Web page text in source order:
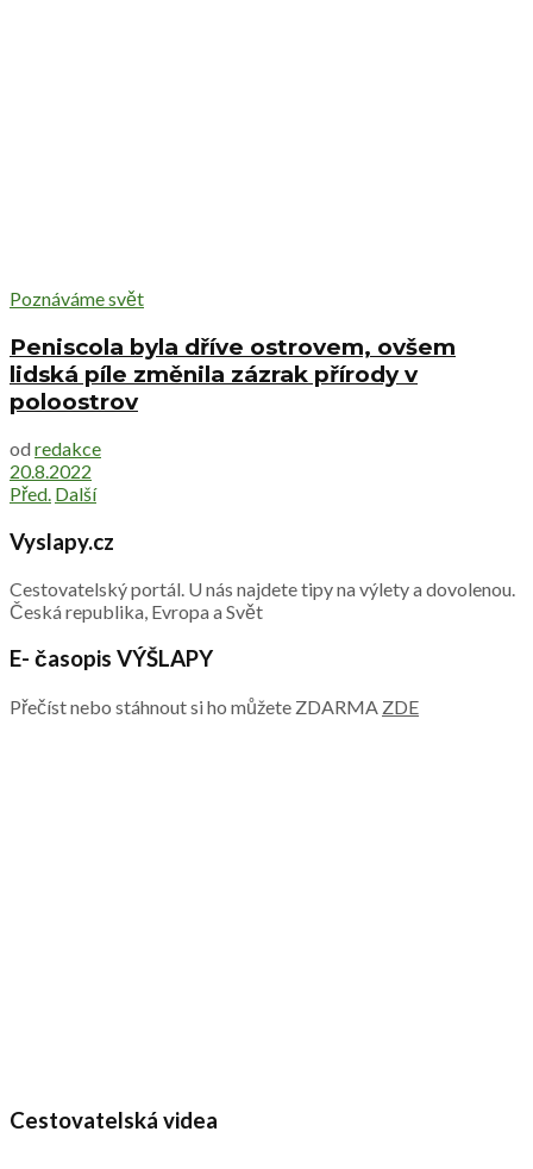
Poznáváme svět
Peniscola byla dříve ostrovem, ovšem
lidská píle změnila zázrak přírody v
poloostrov
od redakce
20.8.2022
Před. Další
Vyslapy.cz
Cestovatelský portál. U nás najdete tipy na výlety a dovolenou.
Česká republika, Evropa a Svět
E- časopis VÝŠLAPY
Přečíst nebo stáhnout si ho můžete ZDARMA ZDE
Cestovatelská videa